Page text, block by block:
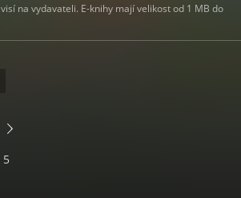
na vydavateli. E-knihy mají velikost od 1 MB do
5